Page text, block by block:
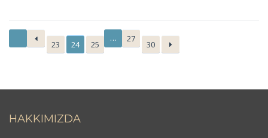
23 24 25
… 27
30
HAKKIMIZDA